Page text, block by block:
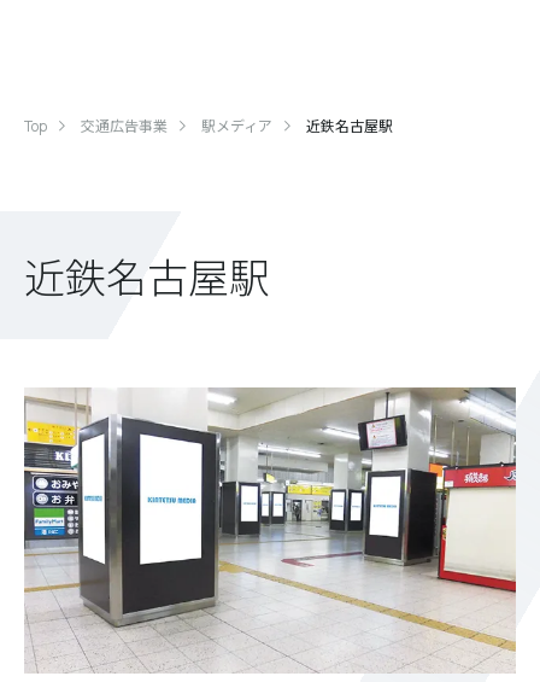
Top 交通広告事業 駅メディア 近鉄名古屋駅
近鉄名古屋駅